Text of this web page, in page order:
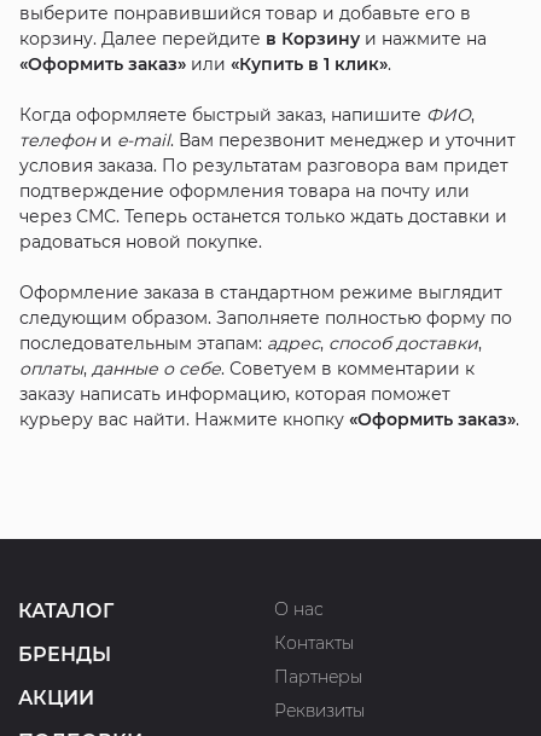
выберите понравившийся товар и добавьте его в
корзину. Далее перейдите в Корзинуи нажмите на
«Оформить заказ»или «Купить в 1 клик».
Когда оформляете быстрый заказ, напишите ФИО,
телефони e-mail. Вам перезвонит менеджер и уточнит
условия заказа. По результатам разговора вам придет
подтверждение оформления товара на почту или
через СМС. Теперь останется только ждать доставки и
радоваться новой покупке.
Оформление заказа в стандартном режиме выглядит
следующим образом. Заполняете полностью форму по
последовательным этапам: адрес, способ доставки,
оплаты, данные о себе. Советуем в комментарии к
заказу написать информацию, которая поможет
курьеру вас найти. Нажмите кнопку «Оформить заказ».
КАТАЛОГ
БРЕНДЫ
АКЦИИ
О нас
Контакты
Партнеры
Реквизиты